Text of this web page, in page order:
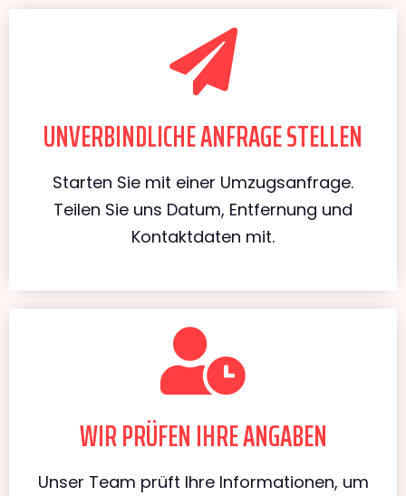
UNVERBINDLICHE ANFRAGE STELLEN
Starten Sie mit einer Umzugsanfrage.
Teilen Sie uns Datum, Entfernung und
Kontaktdaten mit.
WIR PRÜFEN IHRE ANGABEN
Unser Team prüft Ihre Informationen, um